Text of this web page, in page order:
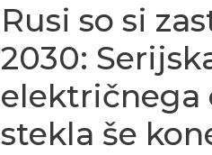
Rusi so si
2030:
električnega
stekla še